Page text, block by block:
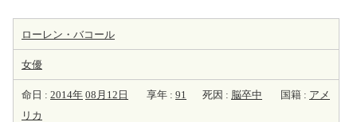
ローレン・バコール
女優
命日 : 2014年 08月12日 享年 : 91 死因 : 脳卒中 国籍 : アメ
リカ